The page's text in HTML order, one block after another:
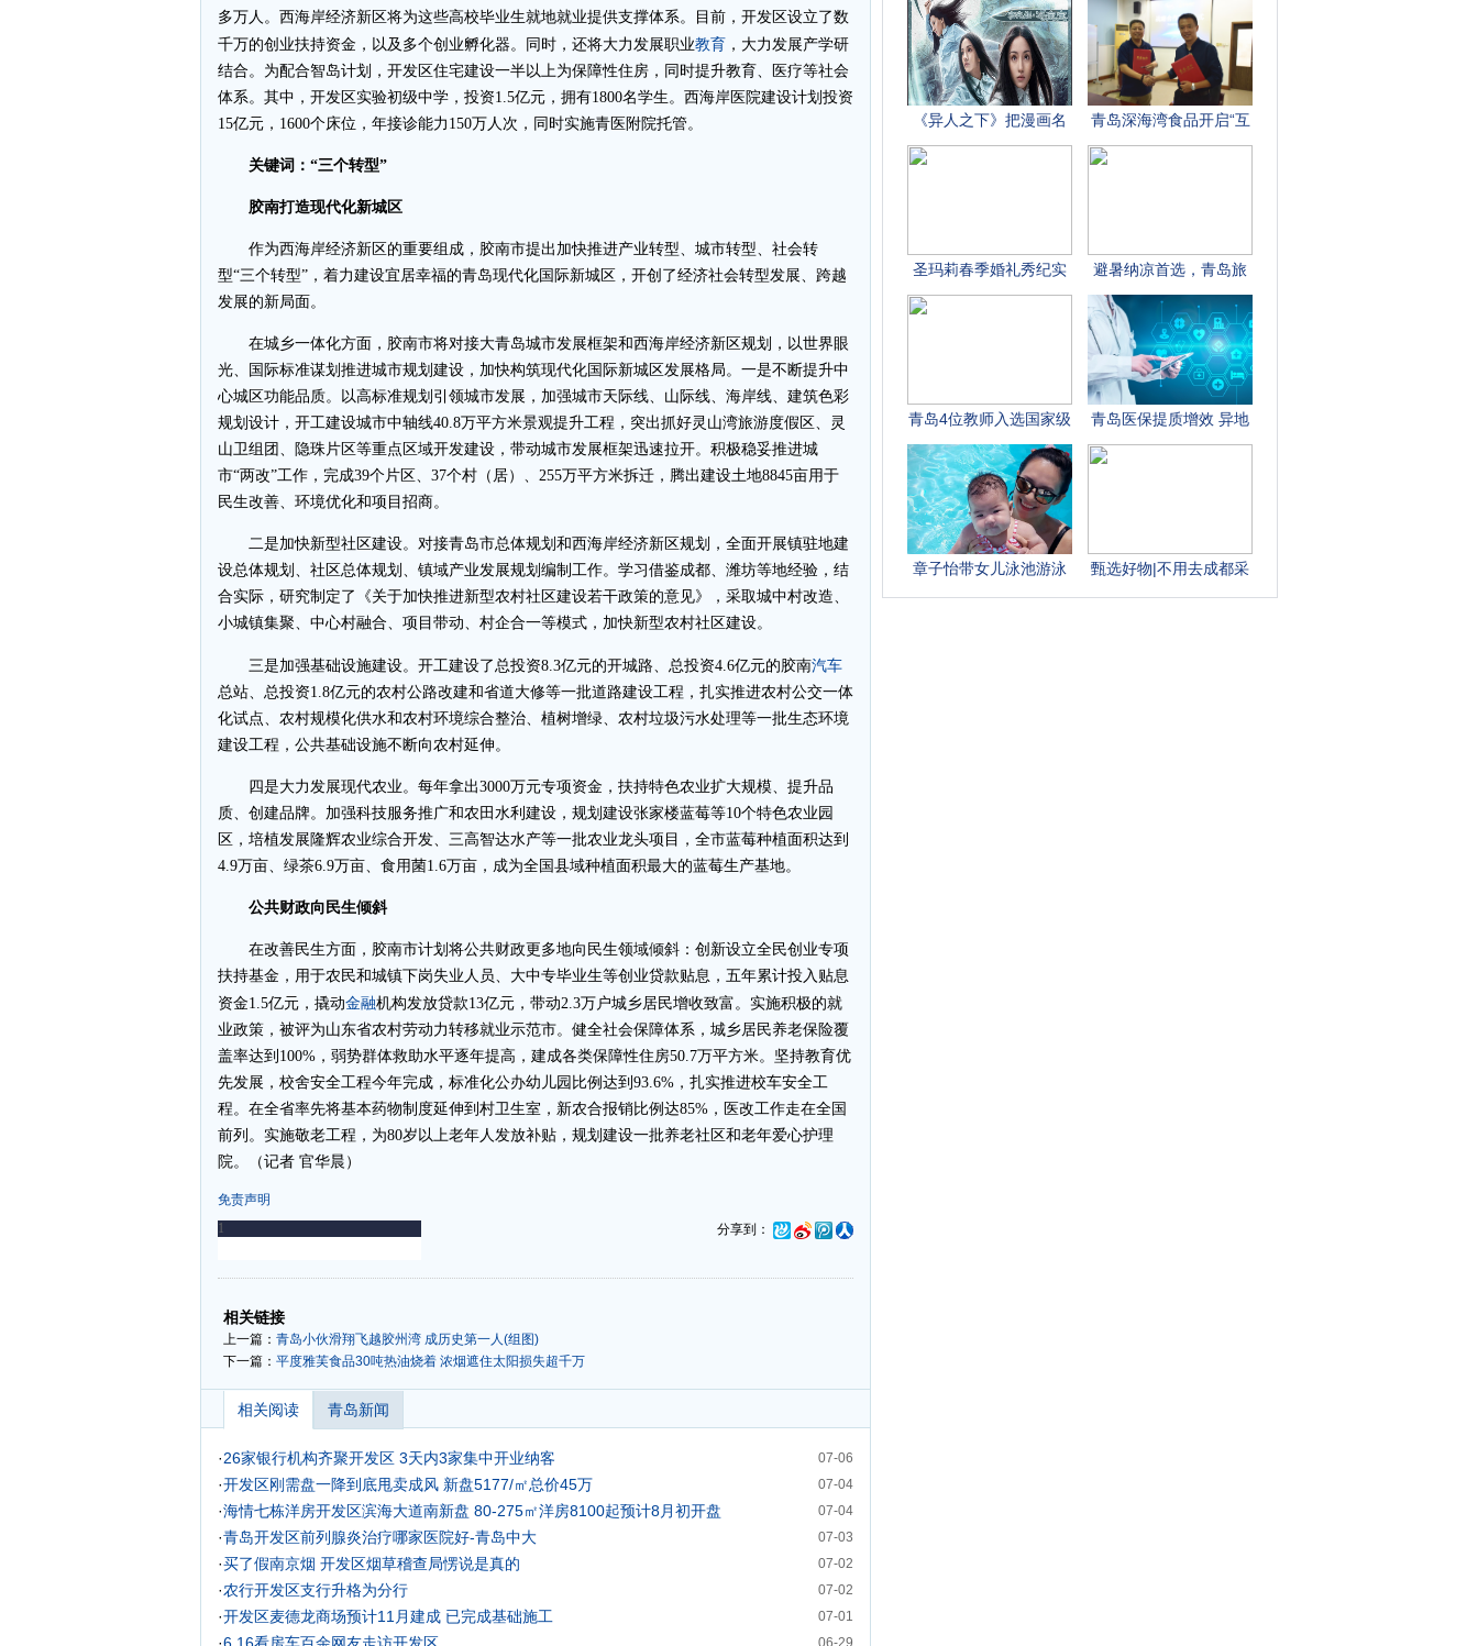
多万人。西海岸经济新区将为这些高校毕业生就地就业提供支撑体系。目前，开发区设立了数
千万的创业扶持资金，以及多个创业孵化器。同时，还将大力发展职业教育 ，大力发展产学研
结合。为配合智岛计划，开发区住宅建设一半以上为保障性住房，同时提升教育、医疗等社会
体系。其中，开发区实验初级中学，投资1.5亿元，拥有1800名学生。西海岸医院建设计划投资
15亿元，1600个床位，年接诊能力150万人次，同时实施青医附院托管。
关键词：“三个转型”
胶南打造现代化新城区
作为西海岸经济新区的重要组成，胶南市提出加快推进产业转型、城市转型、社会转
型“三个转型”，着力建设宜居幸福的青岛现代化国际新城区，开创了经济社会转型发展、跨越
发展的新局面。
在城乡一体化方面，胶南市将对接大青岛城市发展框架和西海岸经济新区规划，以世界眼
光、国际标准谋划推进城市规划建设，加快构筑现代化国际新城区发展格局。一是不断提升中
心城区功能品质。以高标准规划引领城市发展，加强城市天际线、山际线、海岸线、建筑色彩
规划设计，开工建设城市中轴线40.8万平方米景观提升工程，突出抓好灵山湾旅游度假区、灵
山卫组团、隐珠片区等重点区域开发建设，带动城市发展框架迅速拉开。积极稳妥推进城
市“两改”工作，完成39个片区、37个村（居）、255万平方米拆迁，腾出建设土地8845亩用于
民生改善、环境优化和项目招商。
二是加快新型社区建设。对接青岛市总体规划和西海岸经济新区规划，全面开展镇驻地建
设总体规划、社区总体规划、镇域产业发展规划编制工作。学习借鉴成都、潍坊等地经验，结
合实际，研究制定了《关于加快推进新型农村社区建设若干政策的意见》，采取城中村改造、
小城镇集聚、中心村融合、项目带动、村企合一等模式，加快新型农村社区建设。
三是加强基础设施建设。开工建设了总投资8.3亿元的开城路、总投资4.6亿元的胶南汽车
总站、总投资1.8亿元的农村公路改建和省道大修等一批道路建设工程，扎实推进农村公交一体
化试点、农村规模化供水和农村环境综合整治、植树增绿、农村垃圾污水处理等一批生态环境
建设工程，公共基础设施不断向农村延伸。
四是大力发展现代农业。每年拿出3000万元专项资金，扶持特色农业扩大规模、提升品
质、创建品牌。加强科技服务推广和农田水利建设，规划建设张家楼蓝莓等10个特色农业园
区，培植发展隆辉农业综合开发、三高智达水产等一批农业龙头项目，全市蓝莓种植面积达到
4.9万亩、绿茶6.9万亩、食用菌1.6万亩，成为全国县域种植面积最大的蓝莓生产基地。
公共财政向民生倾斜
在改善民生方面，胶南市计划将公共财政更多地向民生领域倾斜：创新设立全民创业专项
扶持基金，用于农民和城镇下岗失业人员、大中专毕业生等创业贷款贴息，五年累计投入贴息
资金1.5亿元，撬动金融机构发放贷款13亿元，带动2.3万户城乡居民增收致富。实施积极的就
业政策，被评为山东省农村劳动力转移就业示范市。健全社会保障体系，城乡居民养老保险覆
盖率达到100%，弱势群体救助水平逐年提高，建成各类保障性住房50.7万平方米。坚持教育优
先发展，校舍安全工程今年完成，标准化公办幼儿园比例达到93.6%，扎实推进校车安全工
程。在全省率先将基本药物制度延伸到村卫生室，新农合报销比例达85%，医改工作走在全国
前列。实施敬老工程，为80岁以上老年人发放补贴，规划建设一批养老社区和老年爱心护理
院。（记者 官华晨）
免责声明
分享到：
-
相关链接
上一篇： 青岛小伙滑翔飞越胶州湾 成历史第一人(组图)
下一篇： 平度雅芙食品30吨热油烧着 浓烟遮住太阳损失超千万
相关阅读 青岛新闻
07-06
·26家银行机构齐聚开发区 3天内3家集中开业纳客
07-04
·开发区刚需盘一降到底甩卖成风 新盘5177/㎡总价45万
07-04
·海情七栋洋房开发区滨海大道南新盘 80-275㎡洋房8100起预计8月初开盘
07-03
·青岛开发区前列腺炎治疗哪家医院好-青岛中大
07-02
·买了假南京烟 开发区烟草稽查局愣说是真的
07-02
·农行开发区支行升格为分行
07-01
·开发区麦德龙商场预计11月建成 已完成基础施工
06-29